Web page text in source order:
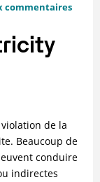
commentaires
de la
Beaucoup de
conduire
indirectes